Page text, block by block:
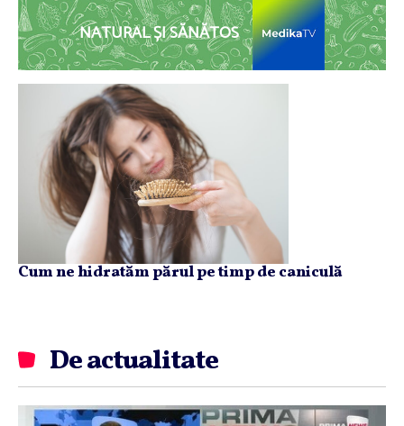
NATURAL ȘI SĂNĂTOS
Cum ne hidratăm părul pe timp de caniculă
De actualitate